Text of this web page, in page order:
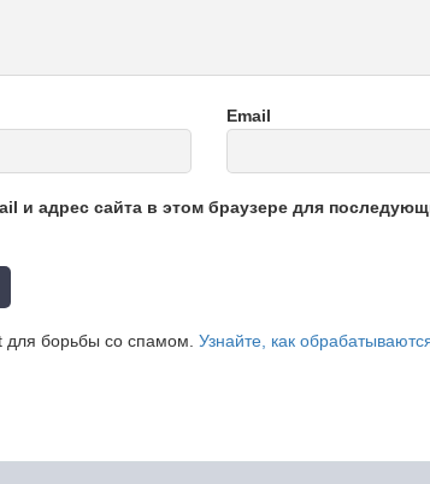
Email
и адрес сайта в этом браузере для
для борьбы со спамом.Узнайте, как